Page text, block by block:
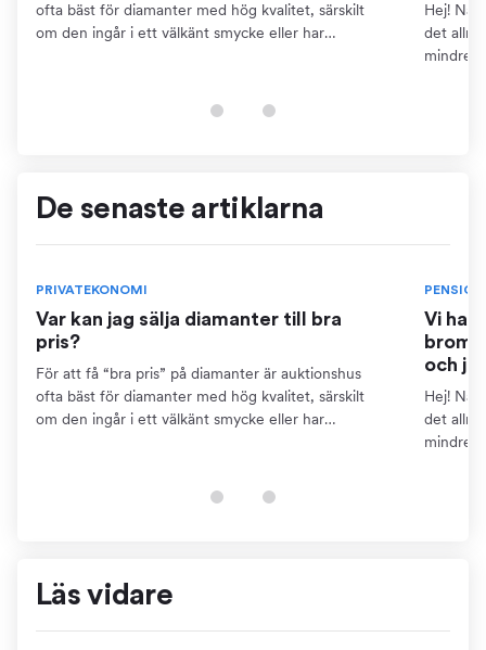
ofta bäst för diamanter med hög kvalitet, särskilt
om den ingår i ett välkänt smycke eller har
Hej! När
det
mindre
De senaste artiklarna
PRIVATEKONOMI
Var kan jag sälja diamanter till bra
pris?
För att få “bra pris” på diamanter är auktionshus
ofta bäst för diamanter med hög kvalitet, särskilt
om den ingår i ett välkänt smycke eller har
PENSION
Vi har
och
Hej! När
det
mindre
Läs vidare